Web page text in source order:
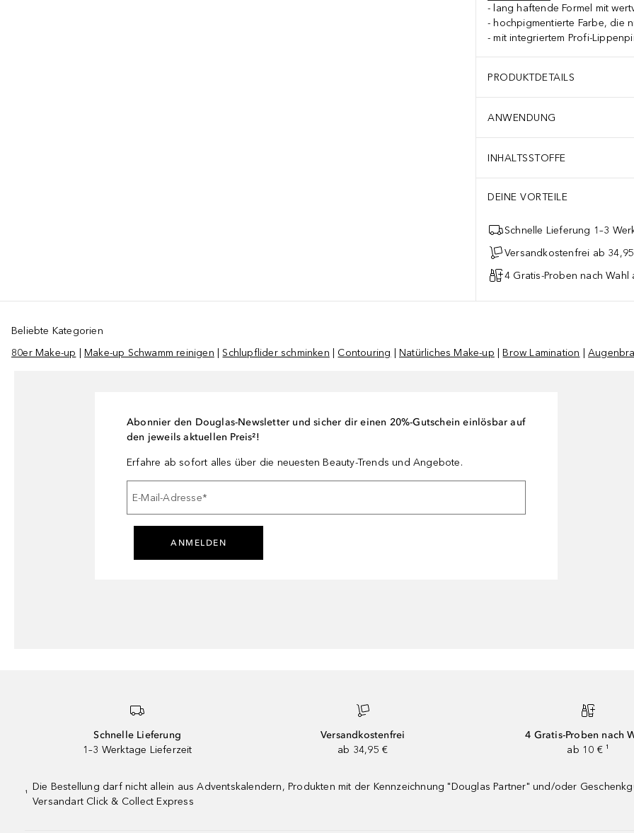
lang haftende Formel mit
hochpigmentierte Farbe, die
mit integriertem Profi-
PRODUKTDETAILS
ANWENDUNG
INHALTSSTOFFE
DEINE VORTEILE
Schnelle Lieferung 1–3
Versandkostenfrei ab
4 Gratis-Proben nach Wahl
Beliebte Kategorien
80er Make-up |Make-up Schwamm reinigen |Schlupflider schminken Contouring |Natürliches Make-up |Brow Lamination |
Abonnier den Douglas-Newsletter und sicher dir einen 20%-Gutschein einlösbar auf
den jeweils aktuellen Preis²!
Erfahre ab sofort alles über die neuesten Beauty-Trends und Angebote.
E-Mail-Adresse*
ANMELDEN
Schnelle Lieferung
1–3 Werktage Lieferzeit
Versandkostenfrei
ab 34,95 €
4 Gratis-Proben nach
ab 10 € ¹
¹
Die Bestellung darf nicht allein aus Adventskalendern, Produkten mit der Kennzeichnung "Douglas Partner" und/oder
Versandart Click & Collect Express